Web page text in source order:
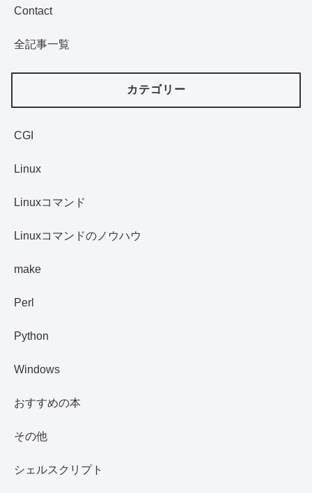
Contact
全記事一覧
カテゴリー
CGI
Linux
Linuxコマンド
Linuxコマンドのノウハウ
make
Perl
Python
Windows
おすすめの本
その他
シェルスクリプト